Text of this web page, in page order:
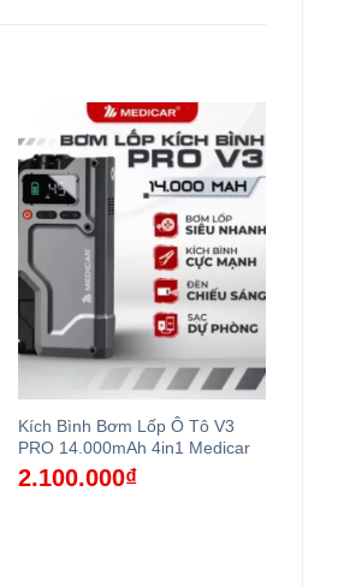
Kích Bình Bơm Lốp Ô Tô V3
PRO 14.000mAh 4in1 Medicar
2.100.000₫